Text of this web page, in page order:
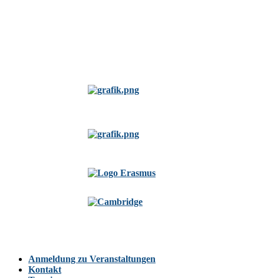
Anmeldung zu Veranstaltungen
Kontakt